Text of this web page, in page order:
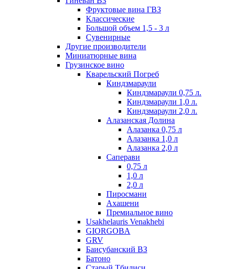
Фруктовые вина ГВЗ
Классические
Большой объем 1,5 - 3 л
Сувенирные
Другие производители
Миниатюрные вина
Грузинское вино
Кварельский Погреб
Киндзмараули
Киндзмараули 0,75 л.
Киндзмараули 1,0 л.
Киндзмараули 2,0 л.
Алазанская Долина
Алазанка 0,75 л
Алазанка 1,0 л
Алазанка 2,0 л
Саперави
0,75 л
1,0 л
2,0 л
Пиросмани
Ахашени
Премиальное вино
Usakhelauris Venakhebi
GIORGOBA
GRV
Баисубанский ВЗ
Батоно